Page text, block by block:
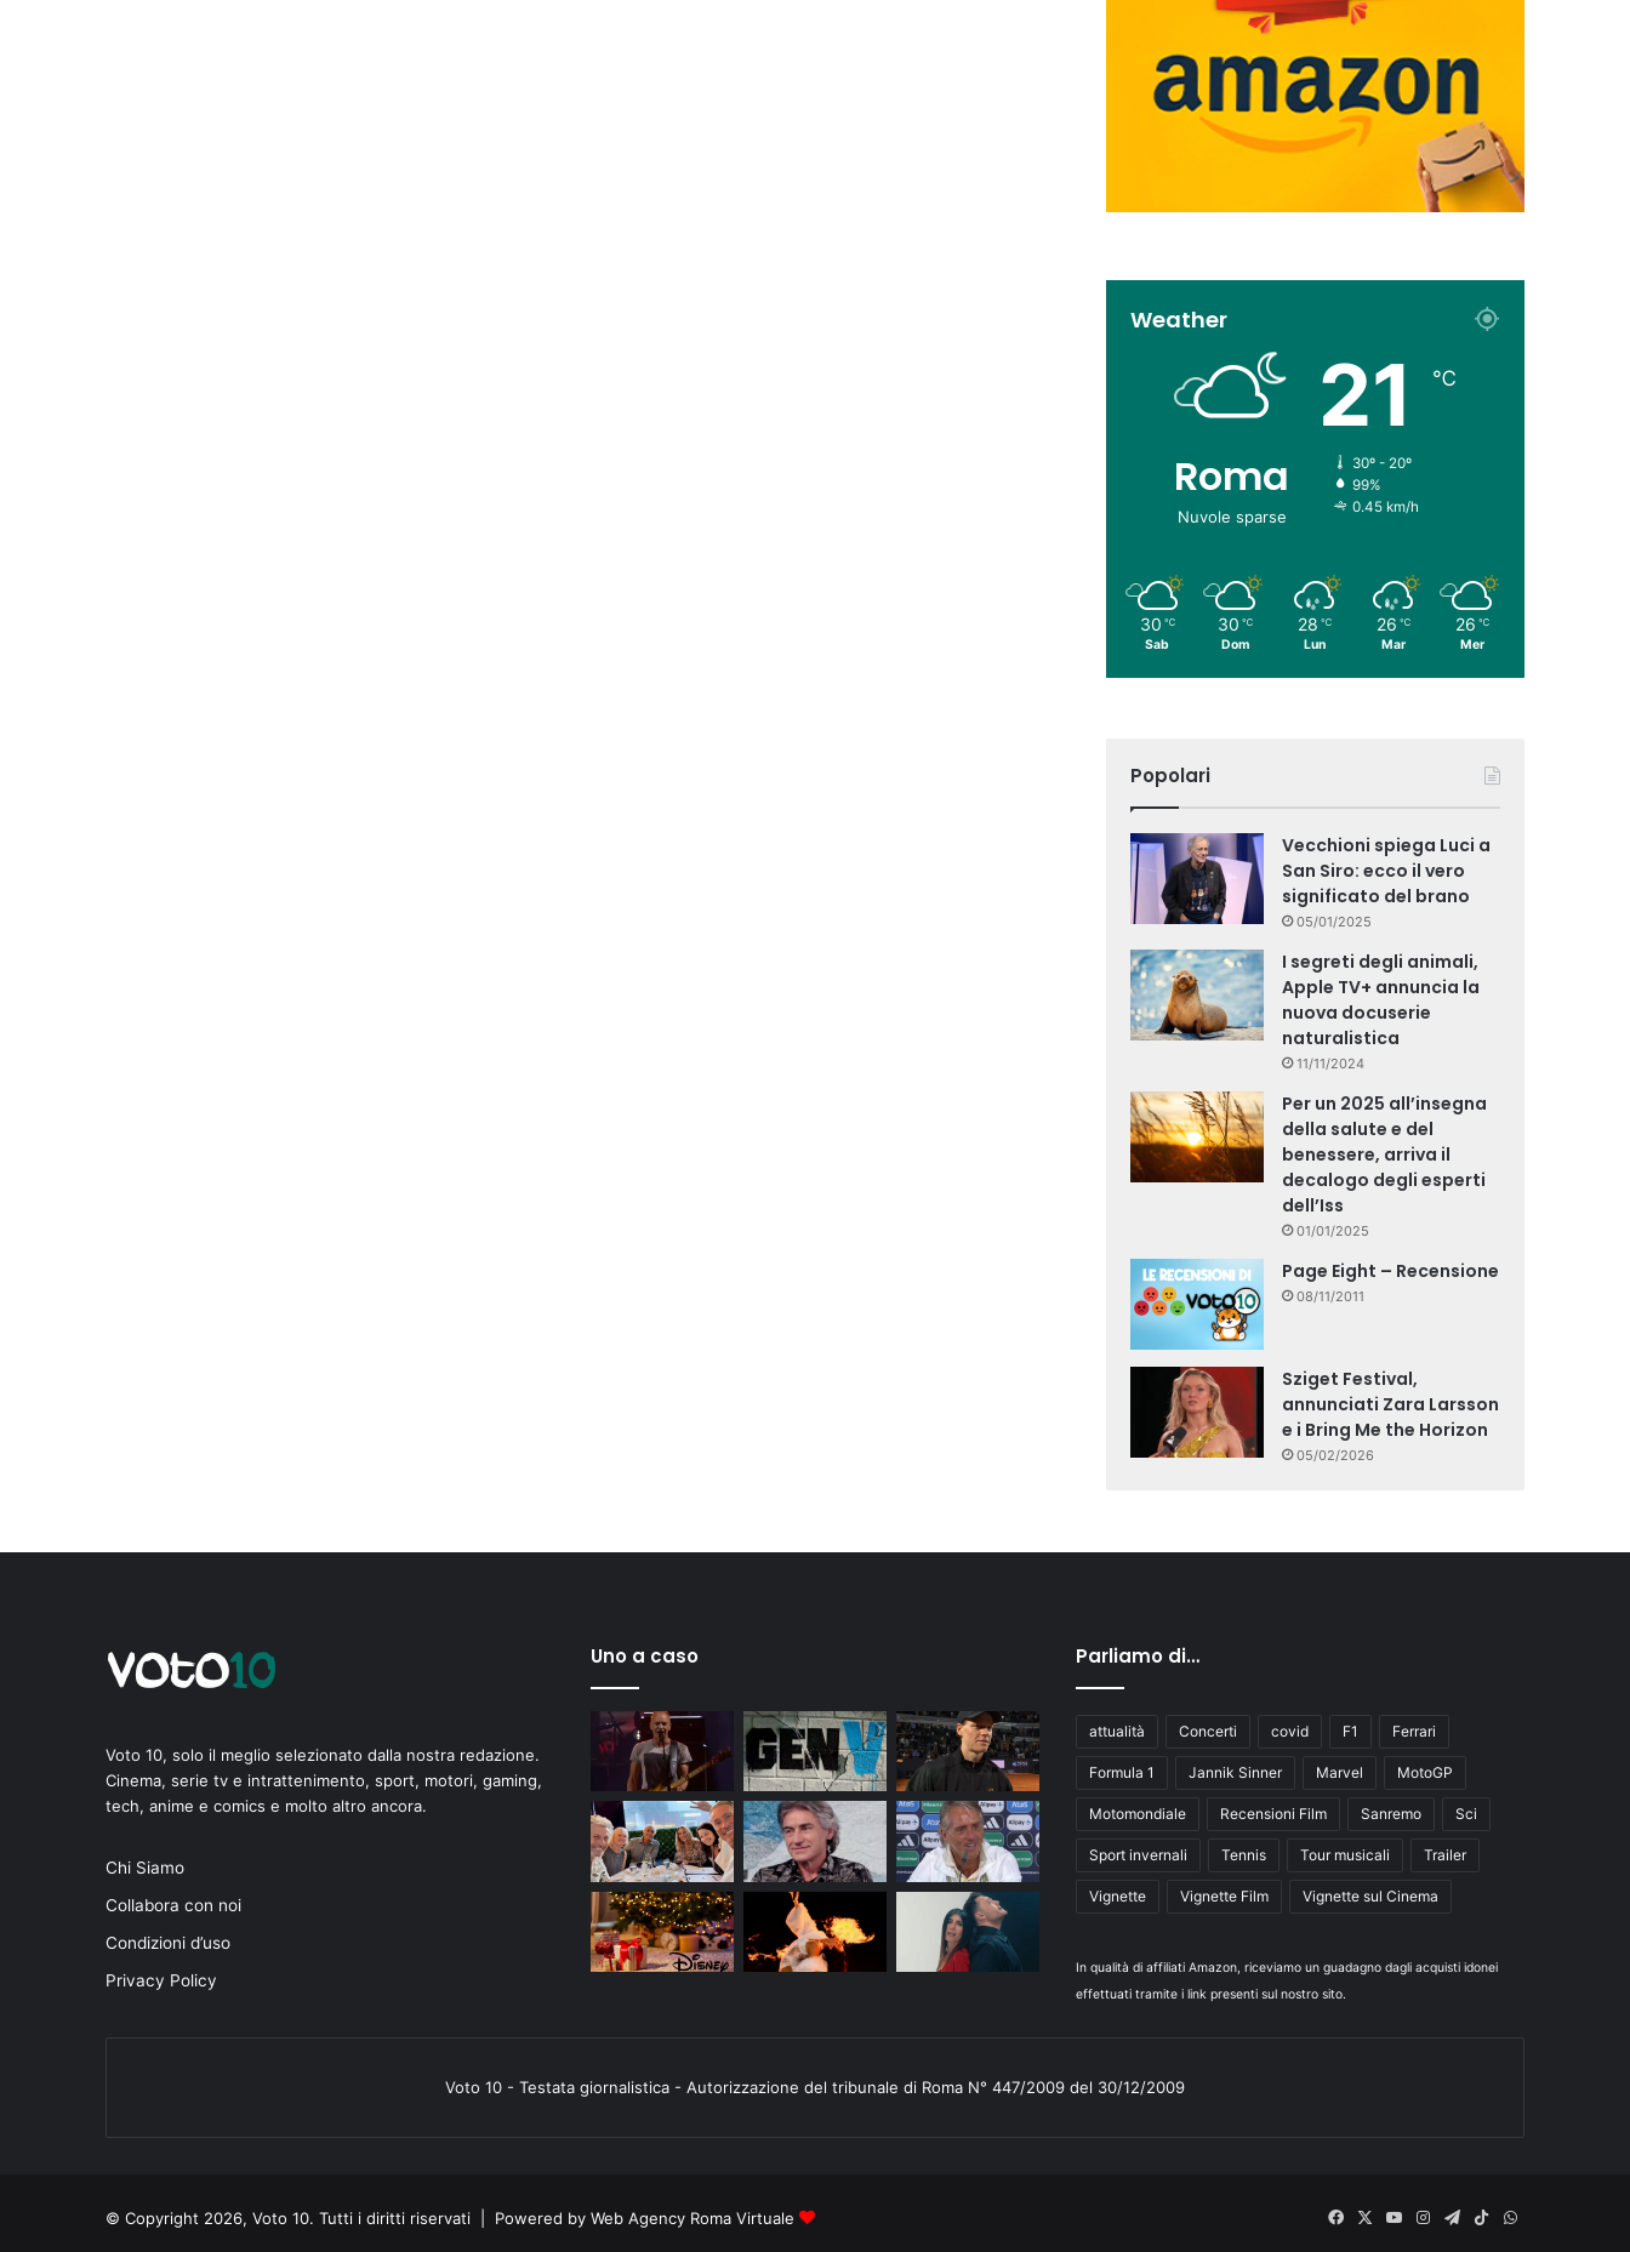
Weather
Roma
Nuvole sparse
21 ℃
30º - 20º
99%
0.45 km/h
30 ℃
Sab
30 ℃
Dom
28 ℃
Lun
26 ℃
Mar
26 ℃
Mer
Popolari
Vecchioni spiega Luci a
San Siro: ecco il vero
significato del brano
05/01/2025
I segreti degli animali,
Apple TV+ annuncia la
nuova docuserie
naturalistica
11/11/2024
Per un 2025 all’insegna
della salute e del
benessere, arriva il
decalogo degli esperti
dell’Iss
01/01/2025
Page Eight – Recensione
08/11/2011
Sziget Festival,
annunciati Zara Larsson
e i Bring Me the Horizon
05/02/2026
Voto 10, solo il meglio selezionato dalla nostra redazione.
Cinema, serie tv e intrattenimento, sport, motori, gaming,
tech, anime e comics e molto altro ancora.
Chi Siamo
Collabora con noi
Condizioni d’uso
Privacy Policy
Uno a caso Parliamo di…
attualità Concerti covid F1 Ferrari
Formula 1 Jannik Sinner Marvel MotoGP
Motomondiale Recensioni Film Sanremo Sci
Sport invernali Tennis Tour musicali Trailer
Vignette Vignette Film Vignette sul Cinema
In qualità di affiliati Amazon, riceviamo un guadagno dagli acquisti idonei
effettuati tramite i link presenti sul nostro sito.
Voto 10 - Testata giornalistica - Autorizzazione del tribunale di Roma N° 447/2009 del 30/12/2009
© Copyright 2026, Voto 10. Tutti i diritti riservati | Powered by Web Agency Roma Virtuale Facebook
X
YouInstagram
Telegram
TikTokWhatsApp